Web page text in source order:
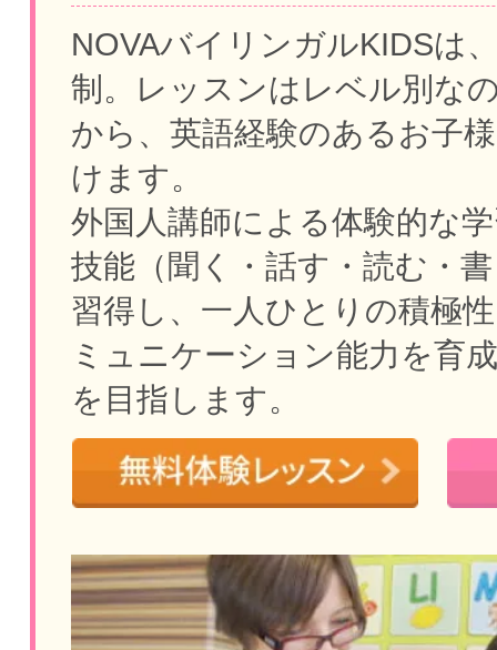
NOVAバイリンガルKIDSは
制。
レッスンはレベル別な
から、英語経験のあるお子
けます。
外国人講師による体験的な
技能（聞く・話す・読む・
習得し、一人ひとりの積極
ミュニケーション能力を育
を目指します。